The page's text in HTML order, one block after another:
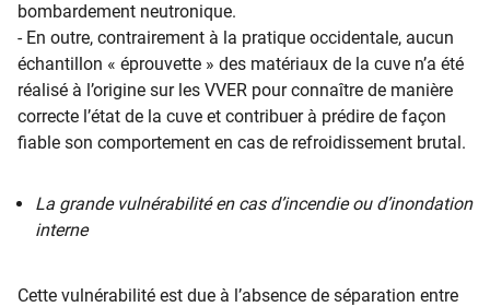
bombardement neutronique.
- En outre, contrairement à la pratique occidentale, aucun
échantillon « éprouvette » des matériaux de la cuve n’a été
réalisé à l’origine sur les VVER pour connaître de manière
correcte l’état de la cuve et contribuer à prédire de façon
fiable son comportement en cas de refroidissement brutal.
La grande vulnérabilité en cas d’incendie ou d’inondation
interne
Cette vulnérabilité est due à l’absence de séparation entre